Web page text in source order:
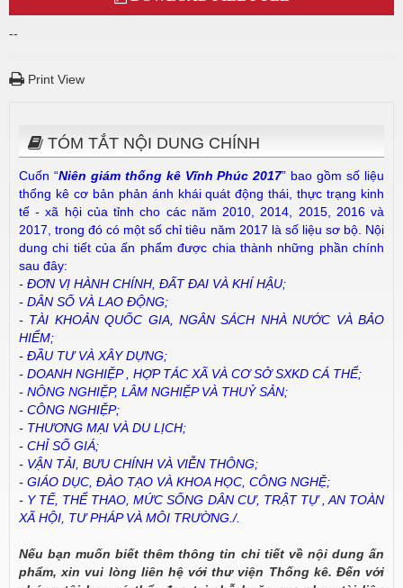
--
Print View
TÓM TẮT NỘI DUNG CHÍNH
Cuốn “Niên giám thống kê Vĩnh Phúc 2017” bao gồm số liệu
thống kê cơ bản phản ánh khái quát động thái, thực trạng kinh
tế - xã hội của tỉnh cho các năm 2010, 2014, 2015, 2016 và
2017, trong đó có một số chỉ tiêu năm 2017 là số liệu sơ bộ. Nội
dung chi tiết của ấn phẩm được chia thành những phần chính
sau đây:
- ĐƠN VỊ HÀNH CHÍNH, ĐẤT ĐAI VÀ KHÍ HẬU;
- DÂN SỐ VÀ LAO ĐỘNG;
- TÀI KHOẢN QUỐC GIA, NGÂN SÁCH NHÀ NƯỚC VÀ BẢO
HIỂM;
- ĐẦU TƯ VÀ XÂY DỰNG;
- DOANH NGHIỆP , HỢP TÁC XÃ VÀ CƠ SỞ SXKD CÁ THỂ;
- NÔNG NGHIỆP, LÂM NGHIỆP VÀ THUỶ SẢN;
- CÔNG NGHIỆP;
- THƯƠNG MẠI VÀ DU LỊCH;
- CHỈ SỐ GIÁ;
- VẬN TẢI, BƯU CHÍNH VÀ VIỄN THÔNG;
- GIÁO DỤC, ĐÀO TẠO VÀ KHOA HỌC, CÔNG NGHỆ;
- Y TẾ, THỂ THAO, MỨC SỐNG DÂN CƯ, TRẬT TỰ , AN TOÀN
XÃ HỘI, TƯ PHÁP VÀ MÔI TRƯỜNG./.
Nếu bạn muốn biết thêm thông tin chi tiết về nội dung ấn
phẩm, xin vui lòng liên hệ với thư viện Thống kê. Đến với